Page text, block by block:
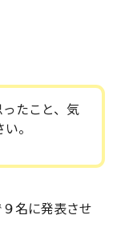
たこと、気
。
名に発表させ